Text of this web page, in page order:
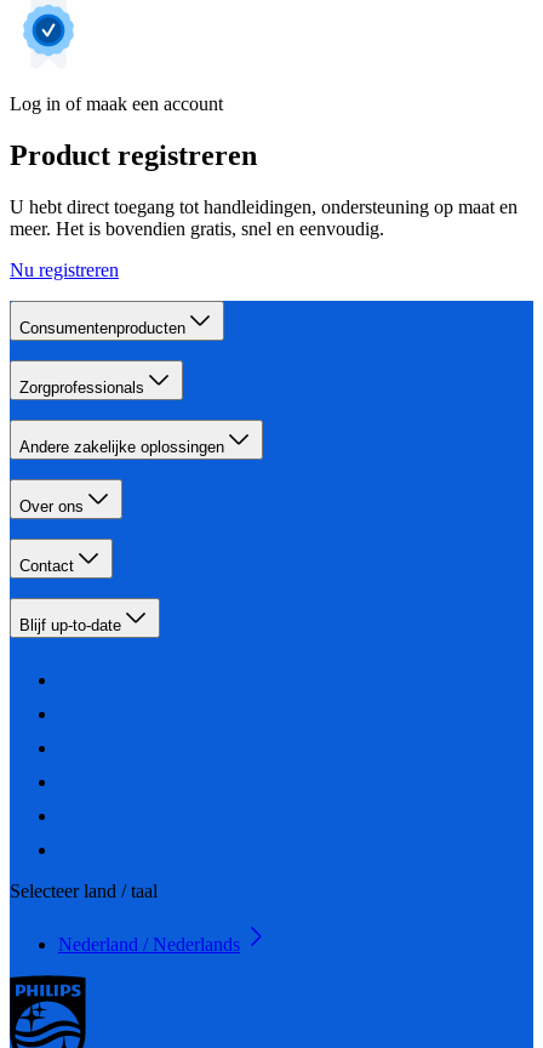
Log in of maak een account
Product registreren
U hebt direct toegang tot handleidingen, ondersteuning op maat en
meer. Het is bovendien gratis, snel en eenvoudig.
Nu registreren
Consumentenproducten
Zorgprofessionals
Andere zakelijke oplossingen
Over ons
Contact
Blijf up-to-date
Selecteer land / taal
Nederland / Nederlands